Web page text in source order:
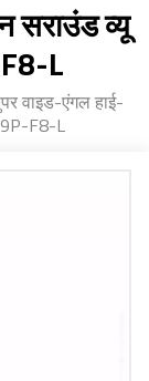
सराउंड व्यू
L
वाइड-एंगल हाई-
F8-L